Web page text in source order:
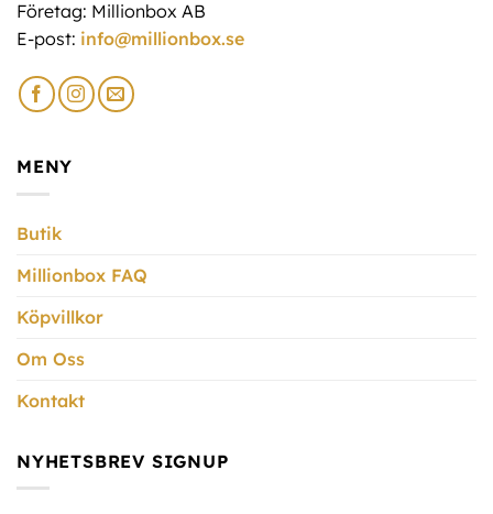
Företag: Millionbox AB
E-post: info@millionbox.se
MENY
Butik
Millionbox FAQ
Köpvillkor
Om Oss
Kontakt
NYHETSBREV SIGNUP